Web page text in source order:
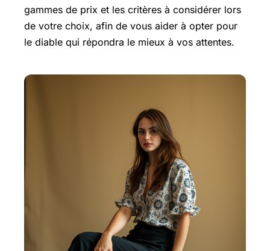
gammes de prix et les critères à considérer lors
de votre choix, afin de vous aider à opter pour
le diable qui répondra le mieux à vos attentes.